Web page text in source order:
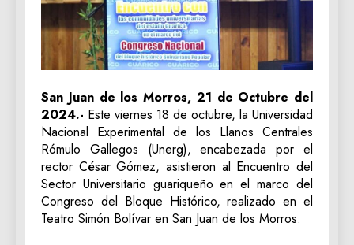
San Juan de los Morros, 21 de Octubre del
2024.- Este viernes 18 de octubre, la Universidad
Nacional Experimental de los Llanos Centrales
Rómulo Gallegos (Unerg), encabezada por el
rector César Gómez, asistieron al Encuentro del
Sector Universitario guariqueño en el marco del
Congreso del Bloque Histórico, realizado en el
Teatro Simón Bolívar en San Juan de los Morros.